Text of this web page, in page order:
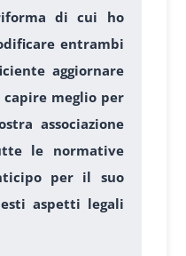
di cui ho
entrambi
aggiornare
meglio per
associazione
le normative
per il suo
aspetti legali